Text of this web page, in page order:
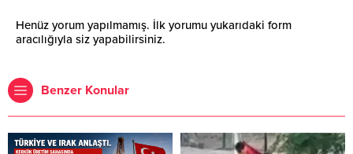
Henüz yorum yapılmamış. İlk yorumu yukarıdaki form
aracılığıyla siz yapabilirsiniz.
Benzer Konular